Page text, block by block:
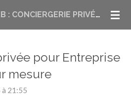
ANYSAWEB : CONCIERGERIE PRIVÉE ET LIFESTYLE MANAGEMENT À PARIS
pour Entreprise
mesure
à 21:55